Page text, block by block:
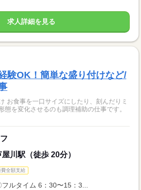
求人詳細を見る
験OK！簡単な盛り付けなど/
お食事を一口サイズにしたり、刻んだりミ
態を変化させるのも調理補助の仕事です。
川駅（徒歩 20分）
費全額支給
ルタイム 6：30〜15：3...